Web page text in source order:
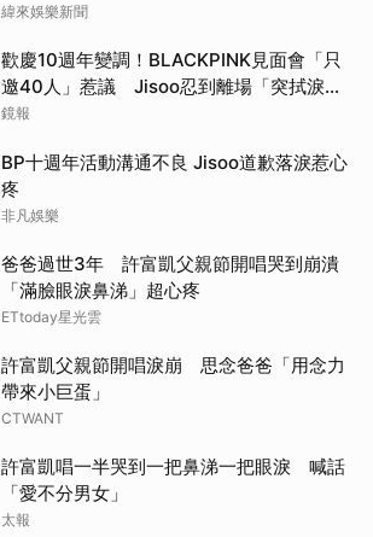
緯來娛樂新聞
歡慶10週年變調！BLACKPINK見面會「只
邀40人」惹議 Jisoo忍到離場「突拭淚」
粉絲心疼
鏡報
BP十週年活動溝通不良 Jisoo道歉落淚惹心
疼
非凡娛樂
爸爸過世3年 許富凱父親節開唱哭到崩潰
「滿臉眼淚鼻涕」超心疼
ETtoday星光雲
許富凱父親節開唱淚崩 思念爸爸「用念力
帶來小巨蛋」
CTWANT
許富凱唱一半哭到一把鼻涕一把眼淚 喊話
「愛不分男女」
太報